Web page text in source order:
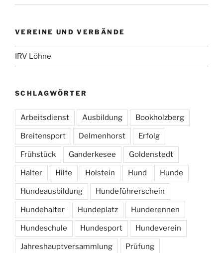
VEREINE UND VERBÄNDE
IRV Löhne
SCHLAGWÖRTER
Arbeitsdienst Ausbildung Bookholzberg
Breitensport Delmenhorst Erfolg
Frühstück Ganderkesee Goldenstedt
Halter Hilfe Holstein Hund Hunde
Hundeausbildung Hundeführerschein
Hundehalter Hundeplatz Hunderennen
Hundeschule Hundesport Hundeverein
Jahreshauptversammlung Prüfung